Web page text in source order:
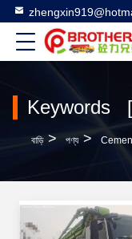
বাড়ি > পণ্য >